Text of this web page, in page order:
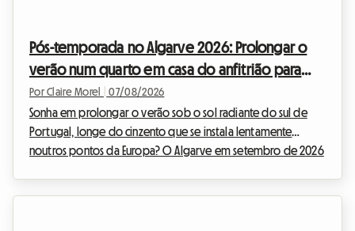
períodos de grande afluência. Os hotéis esgotam com
meses de antece...
Pós-temporada no Algarve 2026: Prolongar o
verão num quarto em casa do anfitrião para
evitar a subida de preços
Por Claire Morel 07/08/2026
Sonha em prolongar o verão sob o sol radiante do sul de
Portugal, longe do cinzento que se instala lentamente
noutros pontos da Europa? O Algarve em setembro de 2026